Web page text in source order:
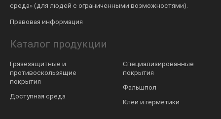
среда» (для людей с ограниченными возможностями).
Правовая информация
Каталог продукции
Грязезащитные и
противоскользящие
покрытия
Доступная среда
Специализированные
покрытия
Фальшпол
Клеи и герметики